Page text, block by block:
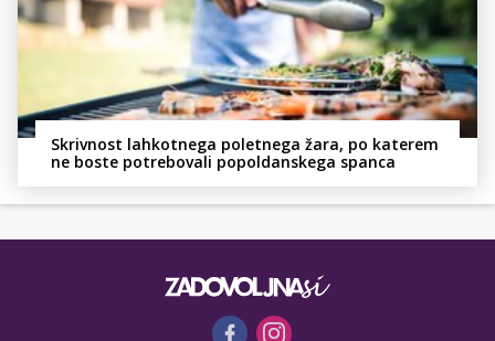
Skrivnost lahkotnega poletnega žara, po katerem
ne boste potrebovali popoldanskega spanca